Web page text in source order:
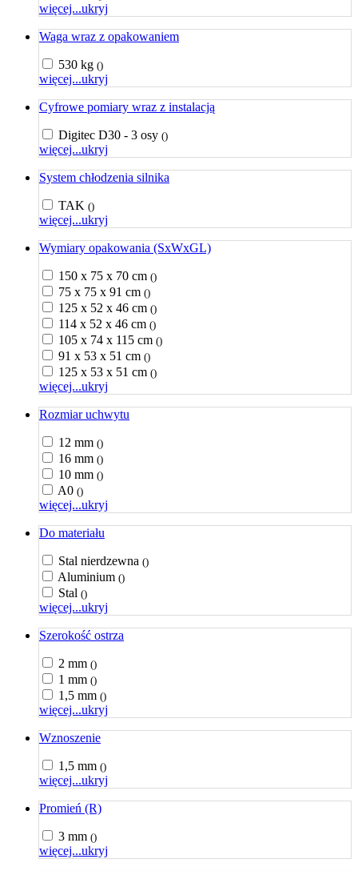
więcej...ukryj
Waga wraz z opakowaniem
530 kg ()
więcej...ukryj
Cyfrowe pomiary wraz z instalacją
Digitec D30 - 3 osy ()
więcej...ukryj
System chłodzenia silnika
TAK ()
więcej...ukryj
Wymiary opakowania (SxWxGL)
150 x 75 x 70 cm ()
75 x 75 x 91 cm ()
125 x 52 x 46 cm ()
114 x 52 x 46 cm ()
105 x 74 x 115 cm ()
91 x 53 x 51 cm ()
125 x 53 x 51 cm ()
więcej...ukryj
Rozmiar uchwytu
12 mm ()
16 mm ()
10 mm ()
A0 ()
więcej...ukryj
Do materiału
Stal nierdzewna ()
Aluminium ()
Stal ()
więcej...ukryj
Szerokość ostrza
2 mm ()
1 mm ()
1,5 mm ()
więcej...ukryj
Wznoszenie
1,5 mm ()
więcej...ukryj
Promień (R)
3 mm ()
więcej...ukryj